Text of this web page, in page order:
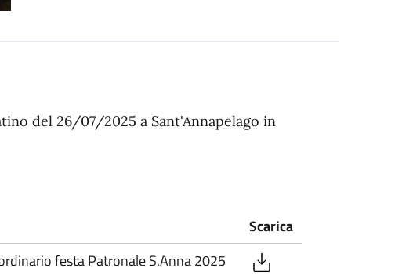
del 26/07/2025 a Sant'Annapelago in
Scarica
festa Patronale S.Anna 2025